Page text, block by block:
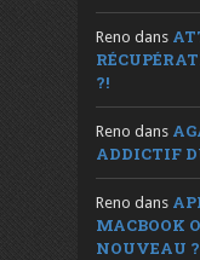
Reno dans
?!
Reno dans
ADDICTIF
Reno dans
MACBOOK
NOUVEAU